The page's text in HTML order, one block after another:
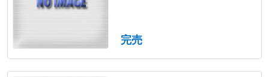
完売